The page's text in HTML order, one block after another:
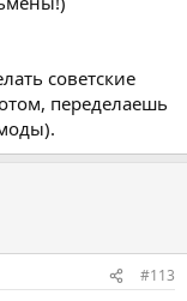
советские
переделаешь
#113